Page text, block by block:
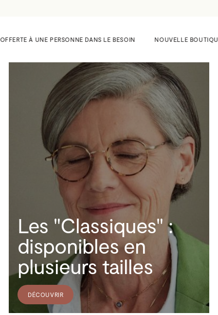
À UNE PERSONNE DANS LE BESOIN NOUVELLE BOUTIQUE
Les "Classiques" :
disponibles en
plusieurs tailles
DÉCOUVRIR